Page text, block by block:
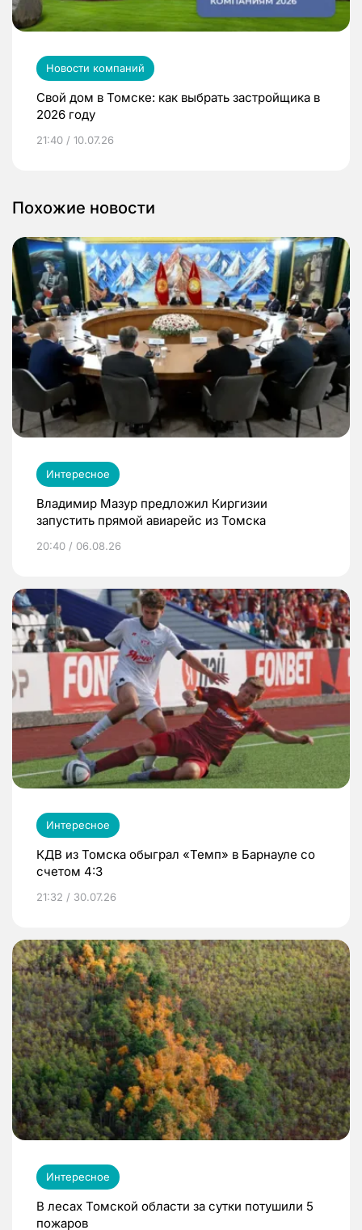
Новости компаний
Свой дом в Томске: как выбрать застройщика в
2026 году
21:40 / 10.07.26
Похожие новости
Интересное
Владимир Мазур предложил Киргизии
запустить прямой авиарейс из Томска
20:40 / 06.08.26
Интересное
КДВ из Томска обыграл «Темп» в Барнауле со
счетом 4:3
21:32 / 30.07.26
Интересное
В лесах Томской области за сутки потушили 5
пожаров